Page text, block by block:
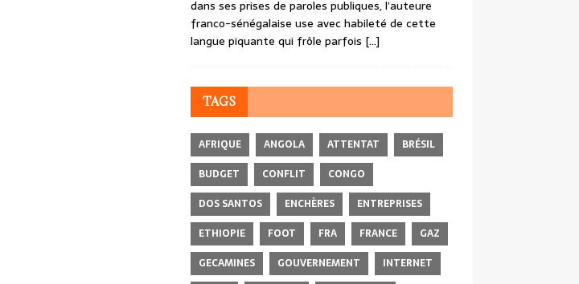
dans ses prises de paroles publiques, l’auteure
franco-sénégalaise use avec habileté de cette
langue piquante qui frôle parfois […]
TAGS
AFRIQUE ANGOLA ATTENTAT
BRÉSIL
BUDGET
CONFLIT
CONGO
DOS SANTOS
ENCHÈRES
ENTREPRISES
ETHIOPIE
FOOT FRA FRANCE
GAZ
GECAMINES
GOUVERNEMENT INTERNET